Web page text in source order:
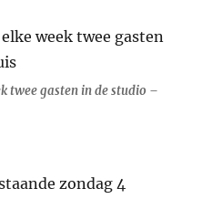
twee gasten in de studio –
zondag 4